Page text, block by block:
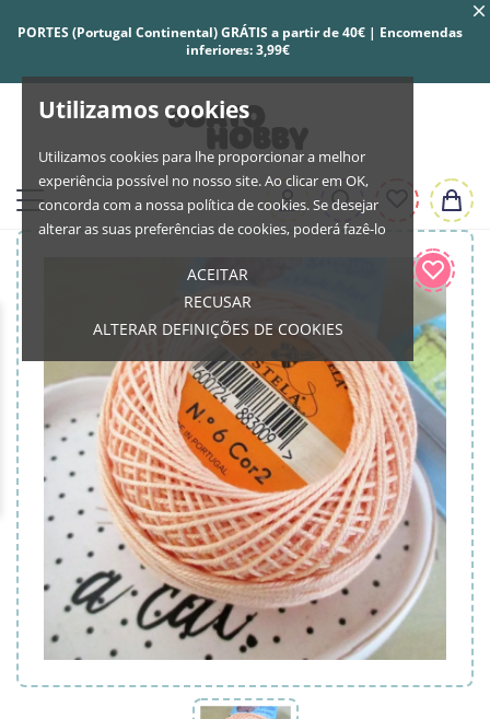
Utilizamos cookies
Utilizamos cookies para lhe proporcionar a melhor
experiência possível no nosso site. Ao clicar em OK,
concorda com a nossa política de cookies. Se desejar
alterar as suas preferências de cookies, poderá fazê-lo
ACEITAR
RECUSAR
ALTERAR DEFINIÇÕES DE COOKIES
PORTES (Portugal Continental) GRÁTIS a partir de 40€ | Encomendas
inferiores: 3,99€